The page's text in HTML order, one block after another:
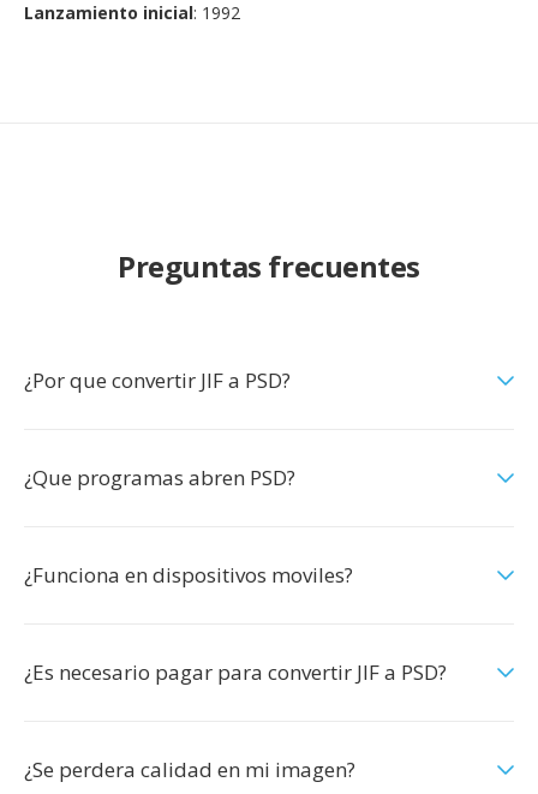
Lanzamiento inicial: 1992
Preguntas frecuentes
¿Por que convertir JIF a PSD?
¿Que programas abren PSD?
¿Funciona en dispositivos moviles?
¿Es necesario pagar para convertir JIF a PSD?
¿Se perdera calidad en mi imagen?